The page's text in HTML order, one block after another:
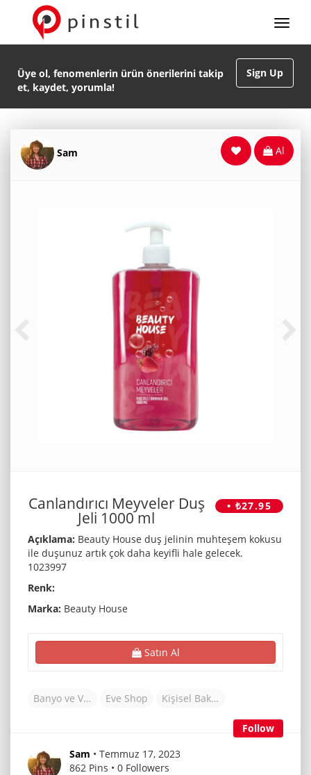
Sign Up
Üye ol, fenomenlerin ürün önerilerini takip
et, kaydet, yorumla!
Sam Al
• ₺27.95
Canlandırıcı Meyveler Duş
Jeli 1000 ml
Açıklama: Beauty House duş jelinin muhteşem kokusu
ile duşunuz artık çok daha keyifli hale gelecek.
1023997
Renk:
Marka: Beauty House
Satın Al
Banyo ve Vücut Eve Shop Kişisel Bakım
Follow
Sam • Temmuz 17, 2023
862 Pins • 0 Followers